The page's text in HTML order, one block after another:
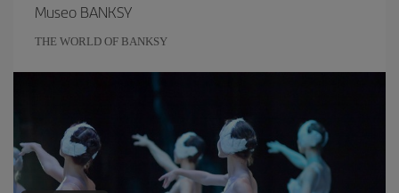
Museo BANKSY
THE WORLD OF BANKSY